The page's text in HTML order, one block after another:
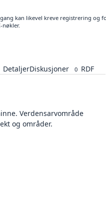
kan likevel kreve registrering og
nøkler.
DetaljerDiskusjoner 0 RDF
Verdensarvområde
og områder.